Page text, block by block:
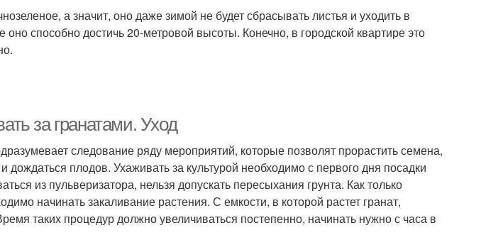
а значит, оно даже зимой не будет сбрасывать листья и уходить в
оно способно достичь 20-метровой высоты. Конечно, в городской квартире это
за гранатами. Уход
следование ряду мероприятий, которые позволят прорастить семена,
дождаться плодов. Ухаживать за культурой необходимо с первого дня посадки
из пульверизатора, нельзя допускать пересыхания грунта. Как только
начинать закаливание растения. С емкости, в которой растет гранат,
таких процедур должно увеличиваться постепенно, начинать нужно с часа в